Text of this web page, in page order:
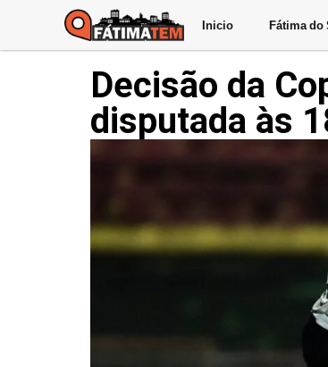
Inicio Fátima do
Decisão da
disputada às